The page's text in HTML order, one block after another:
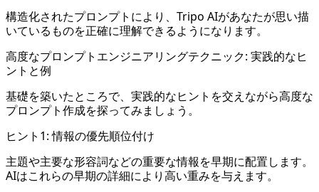
構造化されたプロンプトにより、Tripo AIがあなたが思い描
いているものを正確に理解できるようになります。
高度なプロンプトエンジニアリングテクニック: 実践的なヒ
ントと例
基礎を築いたところで、実践的なヒントを交えながら高度な
プロンプト作成を探ってみましょう。
ヒント1: 情報の優先順位付け
主題や主要な形容詞などの重要な情報を早期に配置します。
AIはこれらの早期の詳細により高い重みを与えます。